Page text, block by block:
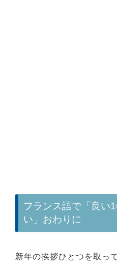
フランス語で「良い
い」おわりに
新年の挨拶ひとつを取っ